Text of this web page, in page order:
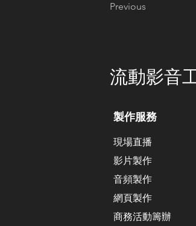
Previous
流動影音
製作服務
現場直播
影片製作
​音頻製作
網頁製作
​商務活動籌辦